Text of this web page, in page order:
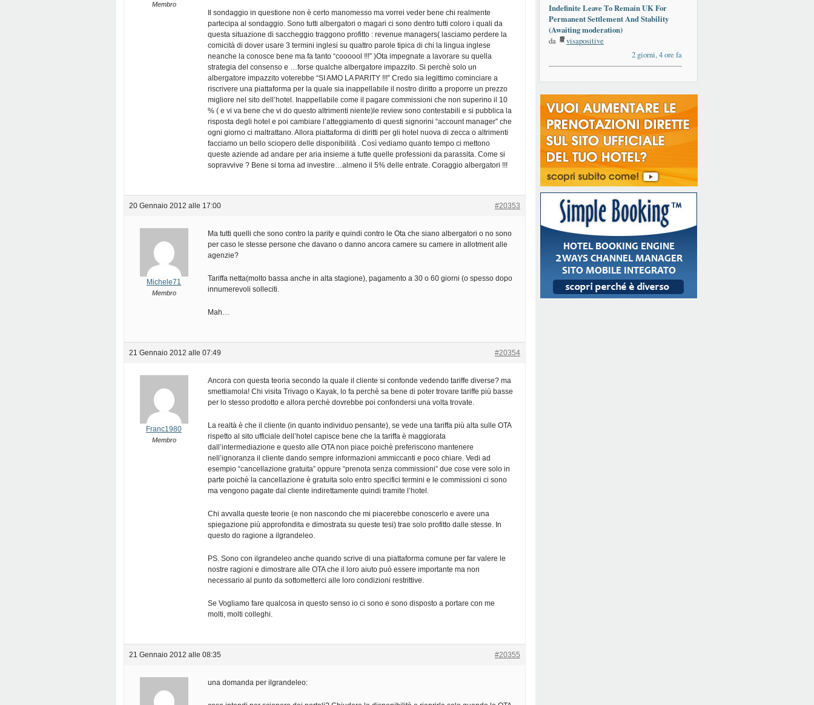
Membro
Il sondaggio in questione non è certo manomesso ma vorrei veder bene chi realmente
partecipa al sondaggio. Sono tutti albergatori o magari ci sono dentro tutti coloro i quali da
questa situazione di saccheggio traggono profitto : revenue managers( lasciamo perdere la
comicità di dover usare 3 termini inglesi su quattro parole tipica di chi la lingua inglese
neanche la conosce bene ma fa tanto “coooool !!!” )Ota impegnate a lavorare su quella
strategia del consenso e …forse qualche albergatore impazzito. Si perchè solo un
albergatore impazzito voterebbe “SI AMO LA PARITY !!!” Credo sia legittimo cominciare a
riscrivere una piattaforma per la quale sia inappellabile il nostro diritto a proporre un prezzo
migliore nel sito dell’hotel. Inappellabile come il pagare commissioni che non superino il 10
% ( e vi va bene che vi do questo altrimenti niente)le review sono contestabili e si pubblica la
risposta degli hotel e poi cambiare l’atteggiamento di questi signorini “account manager” che
ogni giorno ci maltrattano. Allora piattaforma di diritti per gli hotel nuova di zecca o altrimenti
facciamo un bello sciopero delle disponibilità . Così vediamo quanto tempo ci mettono
queste aziende ad andare per aria insieme a tutte quelle professioni da parassita. Come si
sopravvive ? Bene si torna ad investire…almeno il 5% delle entrate. Coraggio albergatori !!!
20 Gennaio 2012 alle 17:00 #20353
Michele71
Membro
Ma tutti quelli che sono contro la parity e quindi contro le Ota che siano albergatori o no sono
per caso le stesse persone che davano o danno ancora camere su camere in allotment alle
agenzie?
Tariffa netta(molto bassa anche in alta stagione), pagamento a 30 o 60 giorni (o spesso dopo
innumerevoli solleciti.
Mah…
21 Gennaio 2012 alle 07:49 #20354
Franc1980
Membro
Ancora con questa teoria secondo la quale il cliente si confonde vedendo tariffe diverse? ma
smettiamola! Chi visita Trivago o Kayak, lo fa perchè sa bene di poter trovare tariffe più basse
per lo stesso prodotto e allora perchè dovrebbe poi confondersi una volta trovate.
La realtà è che il cliente (in quanto individuo pensante), se vede una tariffa più alta sulle OTA
rispetto al sito ufficiale dell’hotel capisce bene che la tariffa è maggiorata
dall’intermediazione e questo alle OTA non piace poichè preferiscono mantenere
nell’ignoranza il cliente dando sempre informazioni ammiccanti e poco chiare. Vedi ad
esempio “cancellazione gratuita” oppure “prenota senza commissioni” due cose vere solo in
parte poichè la cancellazione è gratuita solo entro specifici termini e le commissioni ci sono
ma vengono pagate dal cliente indirettamente quindi tramite l’hotel.
Chi avvalla queste teorie (e non nascondo che mi piacerebbe conoscerlo e avere una
spiegazione più approfondita e dimostrata su queste tesi) trae solo profitto dalle stesse. In
questo do ragione a ilgrandeleo.
PS. Sono con ilgrandeleo anche quando scrive di una piattaforma comune per far valere le
nostre ragioni e dimostrare alle OTA che il loro aiuto può essere importante ma non
necessario al punto da sottometterci alle loro condizioni restrittive.
Se Vogliamo fare qualcosa in questo senso io ci sono e sono disposto a portare con me
molti, molti colleghi.
21 Gennaio 2012 alle 08:35 #20355
una domanda per ilgrandeleo:
Indefinite Leave To Remain UK For
Permanent Settlement And Stability
(Awaiting moderation)
da
visapositive
2 giorni, 4 ore fa